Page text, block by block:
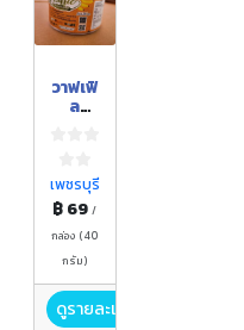
วาฟเฟิ
ล
ทอง
เพชรบุรี
฿ 69/
กล่อง (40
กรัม)
ดูรายละเอียด